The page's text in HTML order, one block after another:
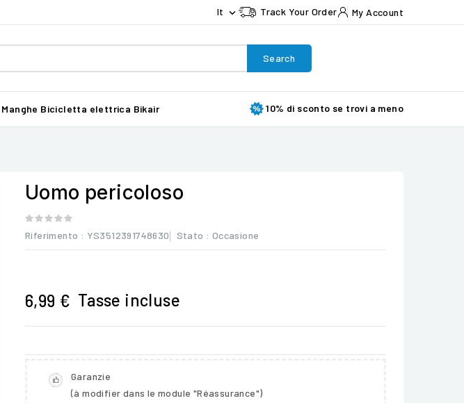
It  Track Your Order My Account
Search
Manghe Bicicletta elettrica Bikair 10% di sconto se trovi a meno
Uomo pericoloso
Riferimento : YS3512391748630 Stato : Occasione
6,99 € Tasse incluse
Garanzie
(à modifier dans le module "Réassurance")